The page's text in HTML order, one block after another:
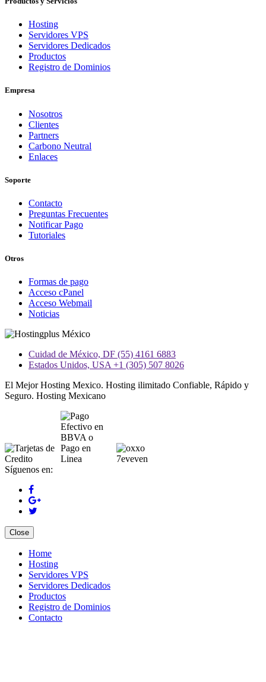
Hosting
Servidores VPS
Servidores Dedicados
Productos
Registro de Dominios
Empresa
Nosotros
Clientes
Partners
Carbono Neutral
Enlaces
Soporte
Contacto
Preguntas Frecuentes
Notificar Pago
Tutoriales
Otros
Formas de pago
Acceso cPanel
Acceso Webmail
Noticias
Cuidad de México, DF (55) 4161 6883
Estados Unidos, USA +1 (305) 507 8026
El Mejor Hosting Mexico. Hosting ilimitado Confiable, Rápido y
Seguro. Hosting Mexicano
Síguenos en:
Close
Home
Hosting
Servidores VPS
Servidores Dedicados
Productos
Registro de Dominios
Contacto